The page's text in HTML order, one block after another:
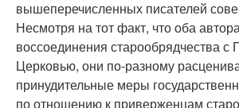
вышеперечисленных писателей
Несмотря на тот факт, что оба
воссоединения старообрядчества с
Церковью, они по-разному
принудительные меры
по отношению к приверженцам